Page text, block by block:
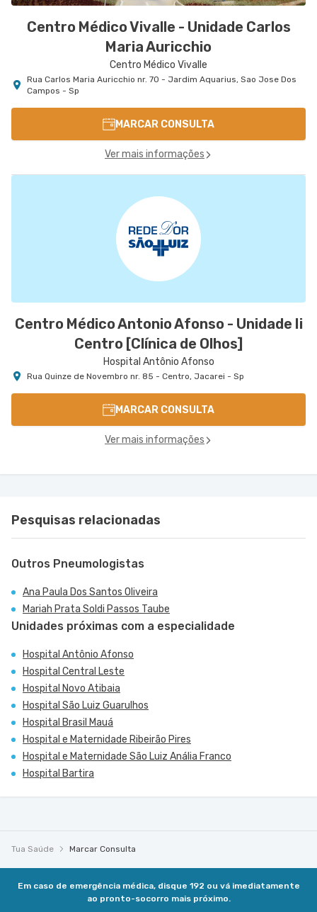
Centro Médico Vivalle - Unidade Carlos
Maria Auricchio
Centro Médico Vivalle
Rua Carlos Maria Auricchio nr. 70 - Jardim Aquarius, Sao Jose Dos
Campos - Sp
MARCAR CONSULTA
Ver mais informações
Centro Médico Antonio Afonso - Unidade Ii
Centro [Clínica de Olhos]
Hospital Antônio Afonso
Rua Quinze de Novembro nr. 85 - Centro, Jacarei - Sp
MARCAR CONSULTA
Ver mais informações
Pesquisas relacionadas
Outros Pneumologistas
Ana Paula Dos Santos Oliveira
Mariah Prata Soldi Passos Taube
Unidades próximas com a especialidade
Hospital Antônio Afonso
Hospital Central Leste
Hospital Novo Atibaia
Hospital São Luiz Guarulhos
Hospital Brasil Mauá
Hospital e Maternidade Ribeirão Pires
Hospital e Maternidade São Luiz Anália Franco
Hospital Bartira
Tua Saúde Marcar Consulta
Em caso de emergência médica, disque 192 ou vá imediatamente
ao pronto-socorro mais próximo.